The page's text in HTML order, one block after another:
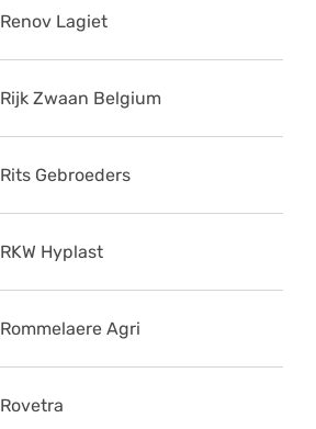
Renov Lagiet
Rijk Zwaan Belgium
Rits Gebroeders
RKW Hyplast
Rommelaere Agri
Rovetra